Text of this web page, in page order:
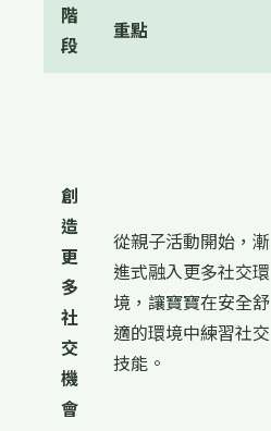
階
段
重點
創
造
更
多
社
交
機
會
從親子活動開始，漸
進式融入更多社交環
境，讓寶寶在安全舒
適的環境中練習社交
技能。